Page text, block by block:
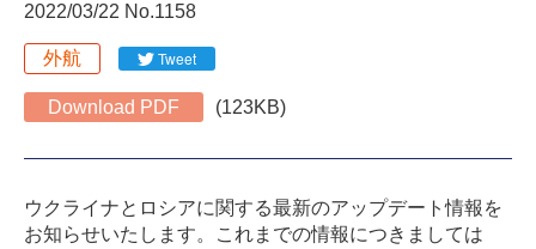
2022/03/22 No.1158
外航 Tweet
Download PDF (123KB)
ウクライナとロシアに関する最新のアップデート情報を
お知らせいたします。これまでの情報につきましては